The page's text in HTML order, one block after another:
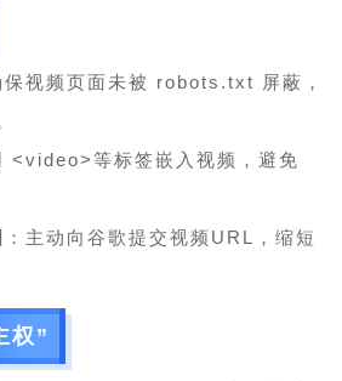
保视频页面未被 robots.txt 屏蔽，
<video>等标签嵌入视频，避免
：主动向谷歌提交视频URL，缩短
权”